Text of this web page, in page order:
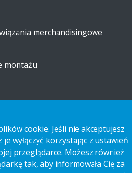
merchandisingowe
montażu
nami
ochrony prywatności
cookie. Jeśli nie akceptujesz
wyłączyć korzystając z ustawień
przeglądarce. Możesz również
tak, aby informowała Cię za